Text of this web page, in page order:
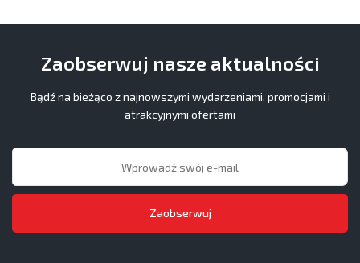
Zaobserwuj nasze aktualności
Bądź na bieżąco z najnowszymi wydarzeniami, promocjami i
atrakcyjnymi ofertami
Zaobserwuj